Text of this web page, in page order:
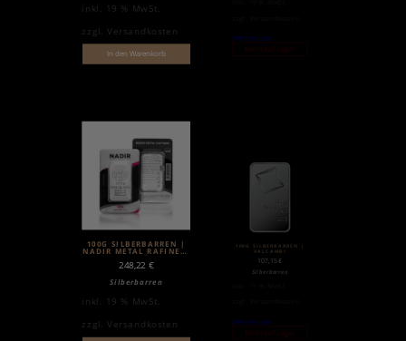
inkl. 19 % MwSt.
zzgl.Versandkosten
In den Warenkorb
Weiterlesen
Nicht auf Lager
100G SILBERBARREN |
NADIR METAL RAFINERI
| GEPRÄGT
248,22 €
Silberbarren
inkl. 19 % MwSt.
zzgl.Versandkosten
100G SILBERBARREN |
VALCAMBI
107,15€
Silberbarren
Weiterlesen
Nicht auf Lager